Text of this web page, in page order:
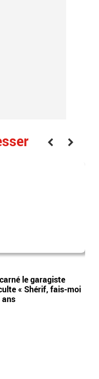
le garagiste
« Shérif, fais-moi
ans